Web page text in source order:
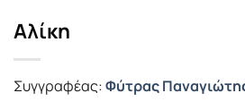
Αλίκη
Συγγραφέας:Φύτρας